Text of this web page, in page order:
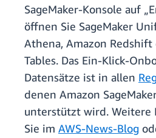
SageMaker-Konsole auf
öffnen Sie SageMaker
Athena, Amazon Redshift
Tables. Das Ein-Klick-
Datensätze ist in allen
denen Amazon
unterstützt wird.
Sie im AWS-News-Blog